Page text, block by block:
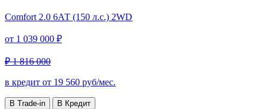
Comfort 2.0 6АТ (150 л.с.) 2WD
от 1 039 000 ₽
₽ 1 816 000
в кредит от 19 560 руб/мес.
В Trade-in В Кредит